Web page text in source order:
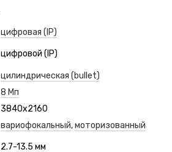
цифровая (IP)
цифровой (IP)
цилиндрическая (bullet)
8 Мп
3840x2160
вариофокальный,моторизованный
2.7-13.5 мм